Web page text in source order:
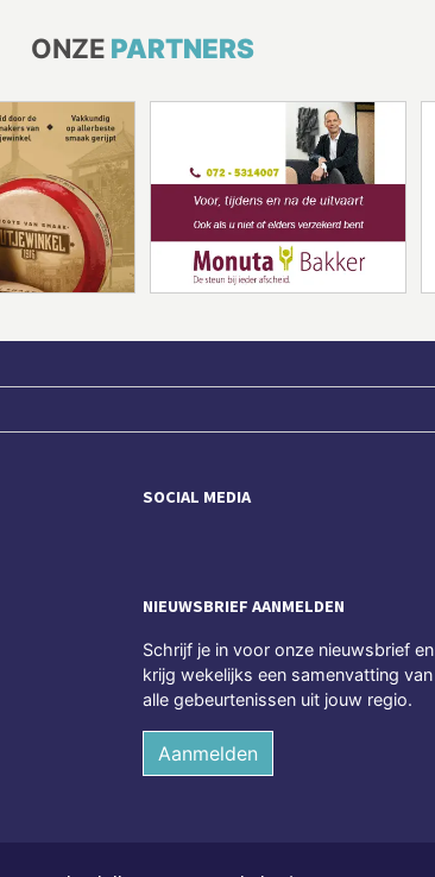
ONZE PARTNERS
SOCIAL MEDIA
NIEUWSBRIEF AANMELDEN
Schrijf je in voor onze nieuwsbrief en
krijg wekelijks een samenvatting van
alle gebeurtenissen uit jouw regio.
Aanmelden